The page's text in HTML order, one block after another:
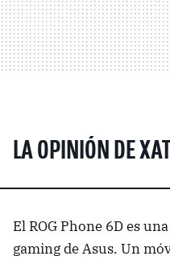
LA OPINIÓN DE
El ROG Phone 6D es
gaming de Asus. Un